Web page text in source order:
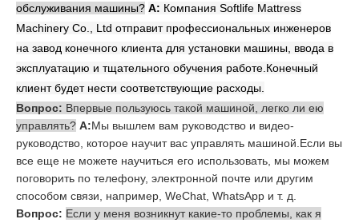
обслуживания машины? А: Компания Softlife Mattress
Machinery Co., Ltd отправит профессиональных инженеров
на завод конечного клиента для установки машины, ввода в
эксплуатацию и тщательного обучения работе.Конечный
клиент будет нести соответствующие расходы.
Вопрос: Впервые пользуюсь такой машиной, легко ли ею
управлять? А:Мы вышлем вам руководство и видео-
руководство, которое научит вас управлять машиной.Если вы
все еще не можете научиться его использовать, мы можем
поговорить по телефону, электронной почте или другим
способом связи, например, WeChat, WhatsApp и т. д.
Вопрос: Если у меня возникнут какие-то проблемы, как я